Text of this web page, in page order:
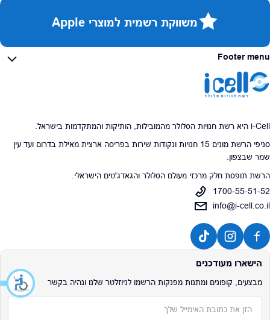
משווקת רשמית למוצרי Apple
Footer menu
i-Cell היא רשת חנויות הסלולר מהמובילות, הותיקות והמתקדמות בישראל.
סניפי הרשת מונים 15 חנויות ונקודות שירות בפריסה ארצית מאילת בדרום ועד עין
שמר שבצפון.
הרשת תופסת חלק מרכזי מעולם הסלולר והגאדג'טים הישראלי.
1700-55-51-52
info@i-cell.co.il
הישארו מעודכנים
מבצעים, קופונים ומתנות מפנקות הרשמו לניוזלטר שלנו ונהיה בקשר